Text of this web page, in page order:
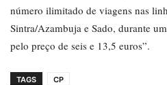
número ilimitado de viagens nas
Sintra/Azambuja e Sado, durante
pelo preço de seis e 13,5 euros”.
TAGS CP